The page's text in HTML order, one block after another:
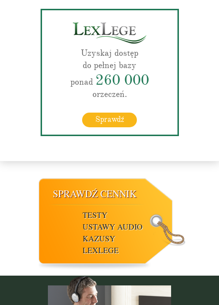
Uzyskaj dostęp
do pełnej bazy
ponad 260 000
orzeczeń.
Sprawdź
SPRAWDŹ CENNIK
TESTY
USTAWY AUDIO
KAZUSY
LEXLEGE